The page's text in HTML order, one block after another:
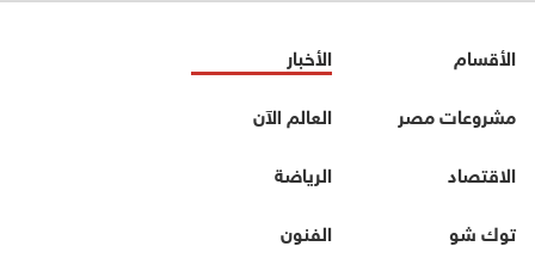
الأقسام
الأخبار
مشروعات مصر
العالم الآن
الاقتصاد
الرياضة
توك شو
الفنون